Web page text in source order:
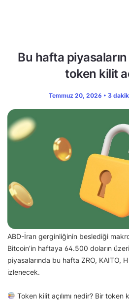
Bu hafta
token kilit
Temmuz 20, 2026 • 3
ABD-İran gerginliğinin beslediği
Bitcoin’in haftaya 64.500 doların
piyasalarında bu hafta ZRO, KAITO, H
izlenecek.
Token kilit açılımı nedir? Bir token